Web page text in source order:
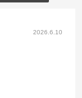
2026.6.10